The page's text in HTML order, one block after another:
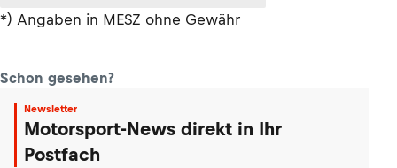
*) Angaben in MESZ ohne Gewähr
Schon gesehen?
Newsletter
Motorsport-News direkt in Ihr
Postfach